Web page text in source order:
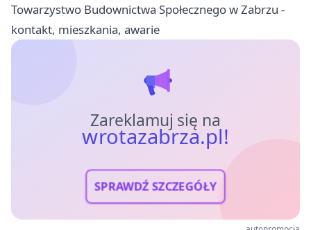
Towarzystwo Budownictwa Społecznego w Zabrzu -
kontakt, mieszkania, awarie
Zareklamuj się na
wrotazabrza.pl!
SPRAWDŹ SZCZEGÓŁY